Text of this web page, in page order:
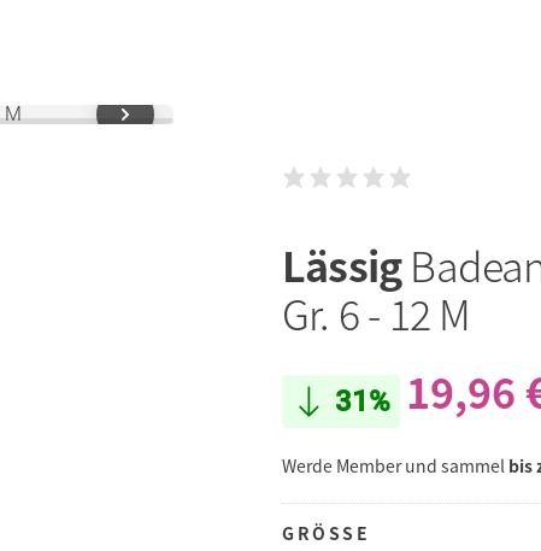
Lässig
Gr. 6 - 12 M
31% 19,96
Werde Member und sammel bis
GRÖSSE